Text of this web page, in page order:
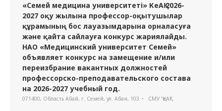
«Семей медицина университеті» КеАҚ 2026-
2027 оқу жылына профессор-оқытушылар
құрамының бос лауазымдарына орналасуға
және қайта сайлауға конкурс жариялайды.
НАО «Медицинский университет Семей»
объявляет конкурс на замещение и/или
переизбрание вакантных должностей
профессорско-преподавательского состава
на 2026-2027 учебный год.
071400, Область Абай, г. Семей, ул. Абая, 103 СМУ "ҚеАҚ"